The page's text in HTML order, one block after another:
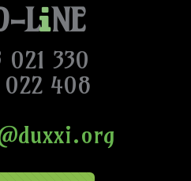
L NE
330
408